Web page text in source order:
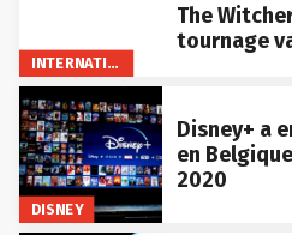
INTERNATIONAL
The
tournage
DISNEY
Disney+ a
en
2020